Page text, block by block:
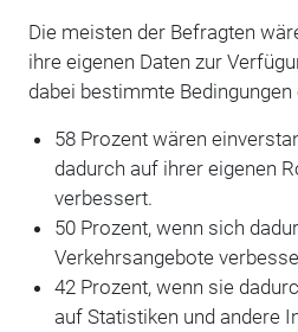
Die meisten der Befragten
ihre eigenen Daten zur
dabei bestimmte
58 Prozent wären
dadurch auf ihrer eigenen
verbessert.
50 Prozent, wenn sich
Verkehrsangebote
42 Prozent, wenn sie
auf Statistiken und andere